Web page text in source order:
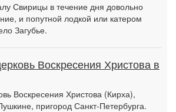
Свирицы в течение дня довольно
и попутной лодкой или катером
Загубье.
Воскресения Христова в
Воскресения Христова (Кирха),
пригород Санкт-Петербурга.